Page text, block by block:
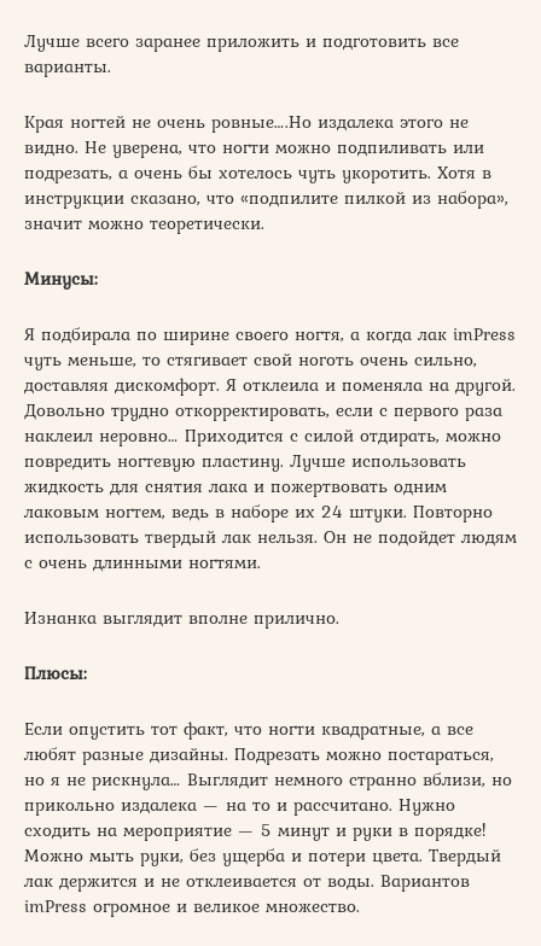
Лучше всего заранее приложить и подготовить все
варианты.
Края ногтей не очень ровные….Но издалека этого не
видно. Не уверена, что ногти можно подпиливать или
подрезать, а очень бы хотелось чуть укоротить. Хотя в
инструкции сказано, что «подпилите пилкой из набора»,
значит можно теоретически.
Минусы:
Я подбирала по ширине своего ногтя, а когда лак imPress
чуть меньше, то стягивает свой ноготь очень сильно,
доставляя дискомфорт. Я отклеила и поменяла на другой.
Довольно трудно откорректировать, если с первого раза
наклеил неровно… Приходится с силой отдирать, можно
повредить ногтевую пластину. Лучше использовать
жидкость для снятия лака и пожертвовать одним
лаковым ногтем, ведь в наборе их 24 штуки. Повторно
использовать твердый лак нельзя. Он не подойдет людям
с очень длинными ногтями.
Изнанка выглядит вполне прилично.
Плюсы:
Если опустить тот факт, что ногти квадратные, а все
любят разные дизайны. Подрезать можно постараться,
но я не рискнула… Выглядит немного странно вблизи, но
прикольно издалека — на то и рассчитано. Нужно
сходить на мероприятие — 5 минут и руки в порядке!
Можно мыть руки, без ущерба и потери цвета. Твердый
лак держится и не отклеивается от воды. Вариантов
imPress огромное и великое множество.